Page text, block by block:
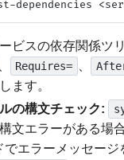
ビスの依存関係ツ
Requires=
ます。
の構文チェック:
文エラーがある場合
でエラーメッセージ